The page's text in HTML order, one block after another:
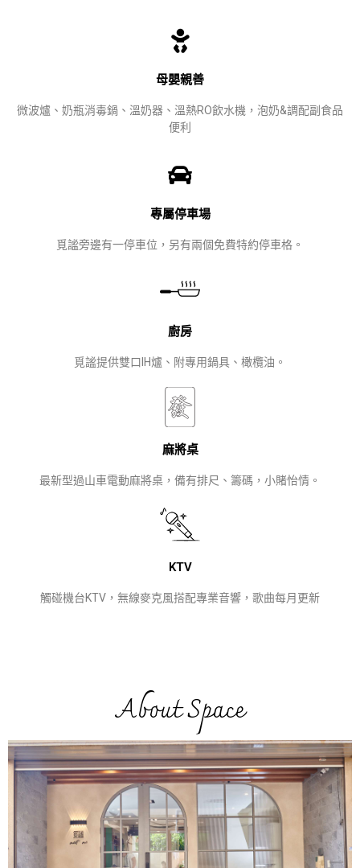
母嬰親善
微波爐、奶瓶消毒鍋、溫奶器、溫熱RO飲水機，泡奶&調配副食品
便利
專屬停車場
覓謐旁邊有一停車位，另有兩個免費特約停車格。
廚房
覓謐提供雙口IH爐、附專用鍋具、橄欖油。
麻將桌
最新型過山車電動麻將桌，備有排尺、籌碼，小賭怡情。
KTV
觸碰機台KTV，無線麥克風搭配專業音響，歌曲每月更新
About Space